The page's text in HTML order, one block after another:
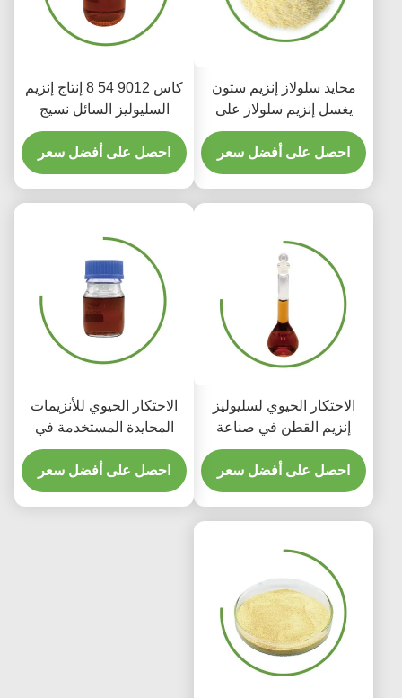
محايد سلولاز إنزيم ستون
يغسل إنزيم سلولاز على
الجينز الدينيم
احصل على أفضل سعر
كاس 9012 54 8 إنتاج إنزيم
السليوليز السائل نسيج
بوليش قابل للتحلل
احصل على أفضل سعر
الاحتكار الحيوي لسليوليز
إنزيم القطن في صناعة
المنسوجات ، مما يؤدي إلى
تشويه الغسل الحيوي
احصل على أفضل سعر
الاحتكار الحيوي للأنزيمات
المحايدة المستخدمة في
صناعة النسيج والصبغات
الكيماوية
احصل على أفضل سعر